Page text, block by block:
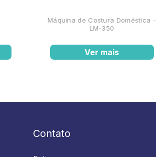
Máquina de Costura Doméstica -
LM-350
Ver mais
Contato